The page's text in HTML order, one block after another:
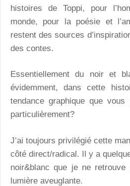
histoires de Toppi, pour
monde, pour la poésie et
restent des sources
des contes.
Essentiellement du noir et
évidemment, dans cette
tendance graphique que
particulièrement?
J’ai toujours privilégié cette
côté direct/radical. Il y a
noir&blanc que je ne
lumière aveuglante.